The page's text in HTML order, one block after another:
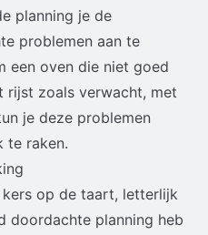
planning je de
problemen aan te
een oven die niet goed
zoals verwacht, met
je deze problemen
te raken.
op de taart, letterlijk
doordachte planning heb